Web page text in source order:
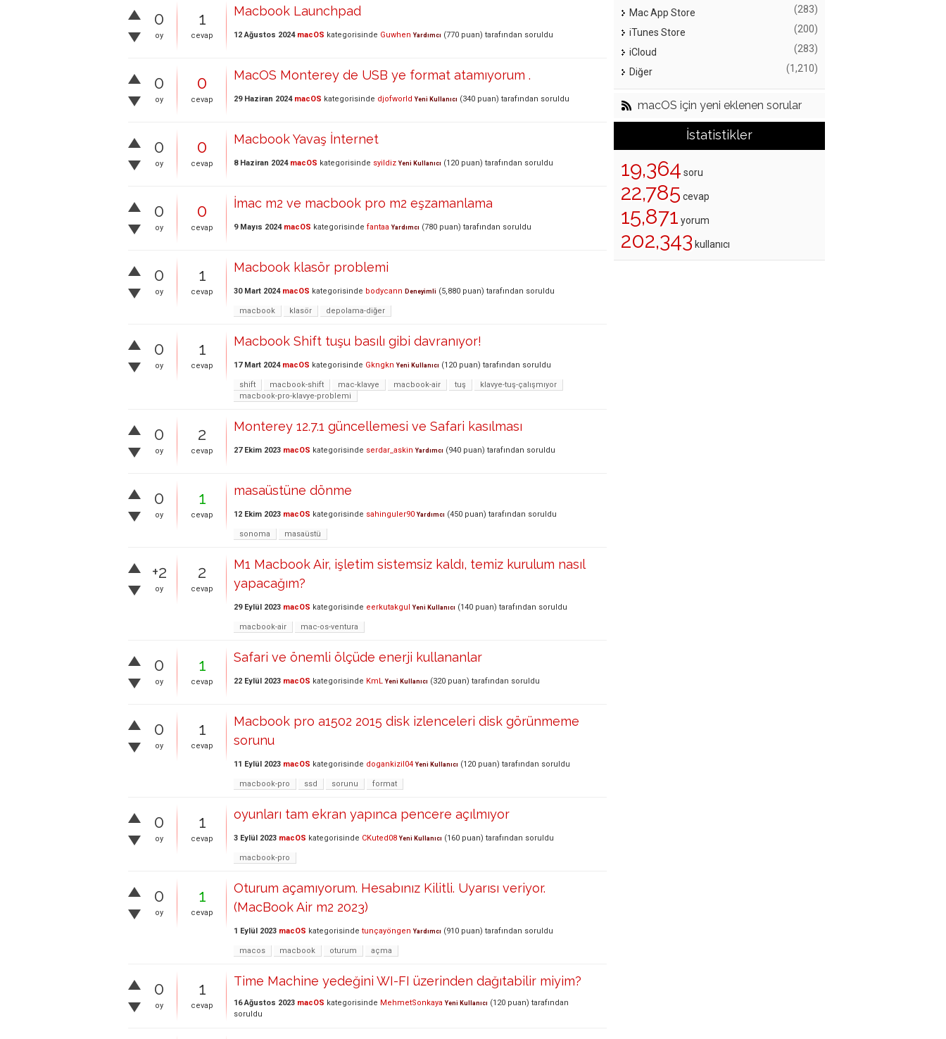
0
oy
1
cevap
Macbook Launchpad
12 Ağustos 2024 macOS kategorisinde Guwhen Yardımcı (770 puan) tarafından soruldu
0
oy
0
cevap
MacOS Monterey de USB ye format atamıyorum .
29 Haziran 2024 macOS kategorisinde djofworld Yeni Kullanıcı (340 puan) tarafından soruldu
0
oy
0
cevap
Macbook Yavaş İnternet
8 Haziran 2024 macOS kategorisinde syildiz Yeni Kullanıcı (120 puan) tarafından soruldu
0
oy
0
cevap
İmac m2 ve macbook pro m2 eşzamanlama
9 Mayıs 2024 macOS kategorisinde fantaa Yardımcı (780 puan) tarafından soruldu
0
oy
1
cevap
Macbook klasör problemi
30 Mart 2024 macOS kategorisinde bodycann Deneyimli (5,880 puan) tarafından soruldu
macbook klasör depolama-diğer
0
oy
1
cevap
Macbook Shift tuşu basılı gibi davranıyor!
17 Mart 2024 macOS kategorisinde Gkngkn Yeni Kullanıcı (120 puan) tarafından soruldu
shift macbook-shift mac-klavye macbook-air tuş
klavye-tuş-çalışmıyor
macbook-pro-klavye-problemi
0
oy
2
cevap
Monterey 12.7.1 güncellemesi ve Safari kasılması
27 Ekim 2023 macOS kategorisinde serdar_askin Yardımcı (940 puan) tarafından soruldu
0
oy
1
cevap
masaüstüne dönme
12 Ekim 2023 macOS kategorisinde sahinguler90 Yardımcı (450 puan) tarafından soruldu
sonoma masaüstü
+2
oy
2
cevap
M1 Macbook Air, işletim sistemsiz kaldı, temiz kurulum nasıl
yapacağım?
29 Eylül 2023 macOS kategorisinde eerkutakgul Yeni Kullanıcı (140 puan) tarafından soruldu
macbook-air mac-os-ventura
0
oy
1
cevap
Safari ve önemli ölçüde enerji kullananlar
22 Eylül 2023 macOS kategorisinde KmL Yeni Kullanıcı (320 puan) tarafından soruldu
0
oy
1
cevap
Macbook pro a1502 2015 disk izlenceleri disk görünmeme
sorunu
11 Eylül 2023 macOS kategorisinde dogankizil04 Yeni Kullanıcı (120 puan) tarafından soruldu
macbook-pro ssd sorunu format
0
oy
1
cevap
oyunları tam ekran yapınca pencere açılmıyor
3 Eylül 2023 macOS kategorisinde CKuted08 Yeni Kullanıcı (160 puan) tarafından soruldu
macbook-pro
0
oy
1
cevap
Oturum açamıyorum. Hesabınız Kilitli. Uyarısı veriyor.
(MacBook Air m2 2023)
1 Eylül 2023 macOS kategorisinde tunçayöngen Yardımcı (910 puan) tarafından soruldu
macos macbook oturum açma
0
oy
1
cevap
Time Machine yedeğini WI-FI üzerinden dağıtabilir miyim?
16 Ağustos 2023 macOS kategorisinde MehmetSonkaya Yeni Kullanıcı (120 puan) tarafından
soruldu
Mac App Store (283)
iTunes Store (200)
iCloud (283)
Diğer (1,210)
macOS için yeni eklenen sorular
İstatistikler
19,364 soru
22,785 cevap
15,871 yorum
202,343 kullanıcı